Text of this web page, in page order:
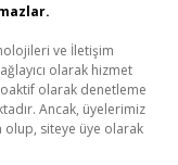
ve İletişim
olarak hizmet
olarak denetleme
Ancak, üyelerimiz
olup, siteye üye olarak